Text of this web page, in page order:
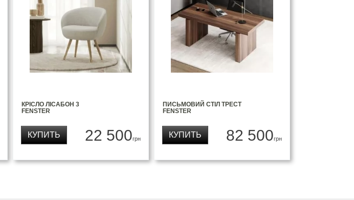
КРІСЛО ЛІСАБОН 3
FENSTER
22 500грн
КУПИТЬ
ПИСЬМОВИЙ СТІЛ ТРЕСТ
FENSTER
82 500грн
КУПИТЬ